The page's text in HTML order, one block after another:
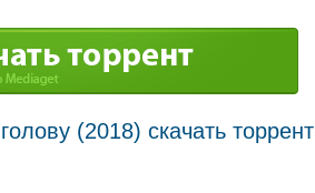
(2018) скачать торрент